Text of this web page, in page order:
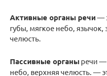
Активные органы речи—
губы, мягкое небо, язычок,
челюсть.
Пассивные органы речи —
небо, верхняя челюсть. —